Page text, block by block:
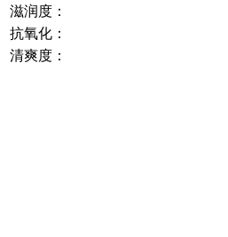
滋润度：
抗氧化：
清爽度：